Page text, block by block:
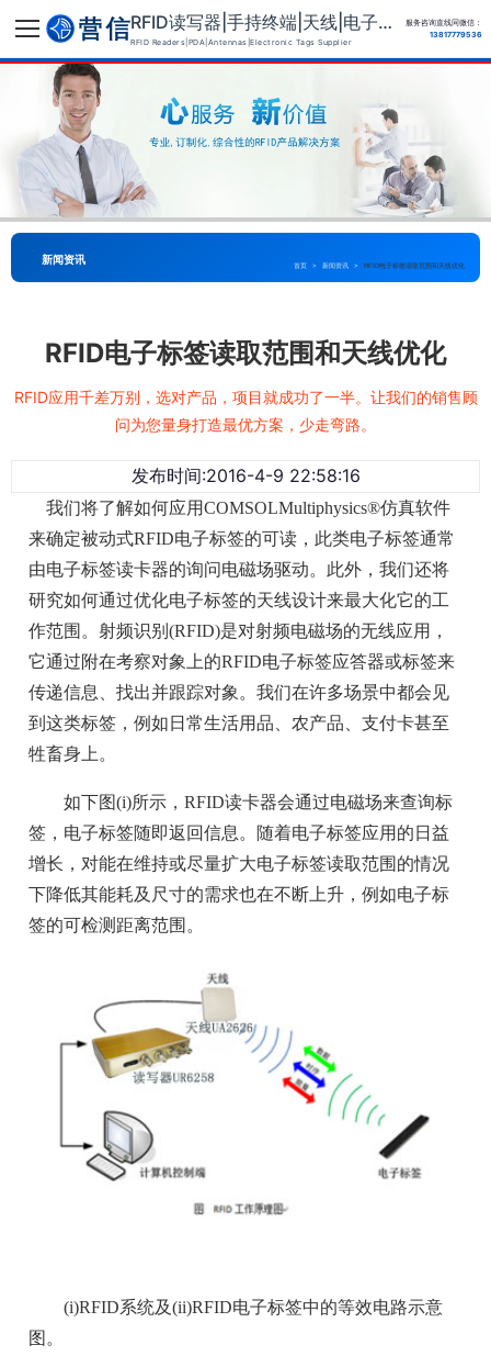
RFID读写器|手持终端|天线|电子标签供应商
RFID Readers|PDA|Antennas|Electronic Tags Supplier
服务咨询直线同微信：
13817779536
新闻资讯 首页 > 新闻资讯 > RFID电子标签读取范围和天线优化
RFID电子标签读取范围和天线优化
RFID应用千差万别，选对产品，项目就成功了一半。让我们的销售顾
问为您量身打造最优方案，少走弯路。
发布时间:2016-4-9 22:58:16
我们将了解如何应用COMSOLMultiphysics®仿真软件
来确定被动式RFID电子标签的可读，此类电子标签通常
由电子标签读卡器的询问电磁场驱动。此外，我们还将
研究如何通过优化电子标签的天线设计来最大化它的工
作范围。射频识别(RFID)是对射频电磁场的无线应用，
它通过附在考察对象上的RFID电子标签应答器或标签来
传递信息、找出并跟踪对象。我们在许多场景中都会见
到这类标签，例如日常生活用品、农产品、支付卡甚至
牲畜身上。
如下图(i)所示，RFID读卡器会通过电磁场来查询标
签，电子标签随即返回信息。随着电子标签应用的日益
增长，对能在维持或尽量扩大电子标签读取范围的情况
下降低其能耗及尺寸的需求也在不断上升，例如电子标
签的可检测距离范围。
(i)RFID系统及(ii)RFID电子标签中的等效电路示意
图。